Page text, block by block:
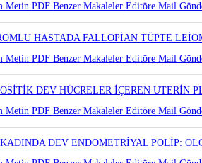
MetinPDFBenzer MakalelerEditöre Mail
HASTADA FALLOPİAN TÜPTE
MetinPDFBenzer MakalelerEditöre Mail
DEV HÜCRELER İÇEREN UTERİN
MetinPDFBenzer MakalelerEditöre Mail
DEV ENDOMETRİYAL POLİP: